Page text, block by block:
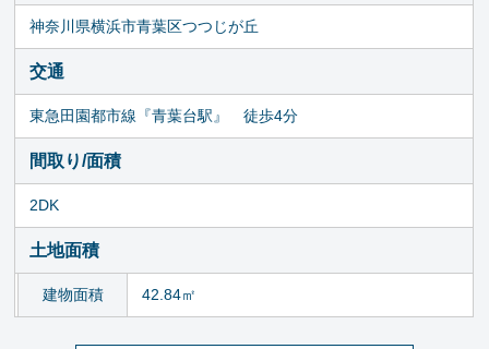
神奈川県横浜市青葉区つつじが丘
交通
東急田園都市線『青葉台駅』 徒歩4分
間取り/面積
2DK
土地面積
建物面積 42.84㎡